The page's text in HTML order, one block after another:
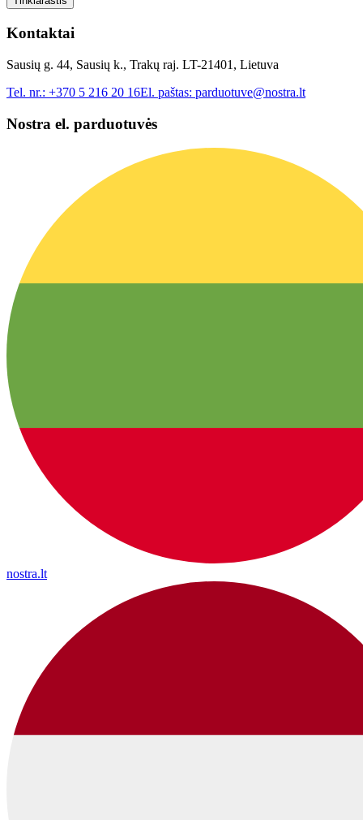
Kontaktai
Sausių g. 44, Sausių k., Trakų raj. LT-21401, Lietuva
Tel. nr.: +370 5 216 20 16El. paštas: parduotuve@nostra.lt
Nostra el. parduotuvės
nostra.lt